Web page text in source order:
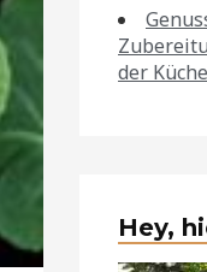
der Küche
Hey,